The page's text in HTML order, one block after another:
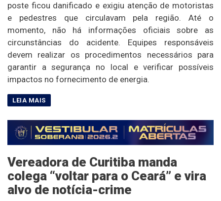
poste ficou danificado e exigiu atenção de motoristas
e pedestres que circulavam pela região. Até o
momento, não há informações oficiais sobre as
circunstâncias do acidente. Equipes responsáveis
devem realizar os procedimentos necessários para
garantir a segurança no local e verificar possíveis
impactos no fornecimento de energia.
Vereadora de Curitiba manda
colega “voltar para o Ceará” e vira
alvo de notícia-crime